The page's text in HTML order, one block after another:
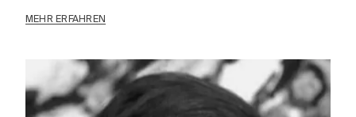
MEHR ERFAHREN